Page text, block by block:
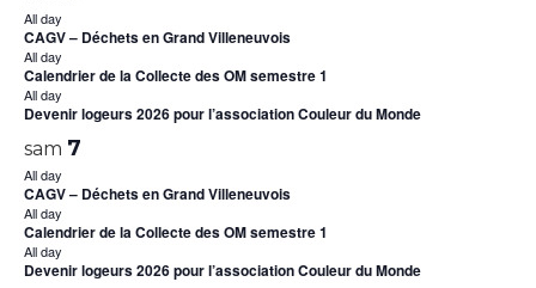
All day
CAGV – Déchets en Grand Villeneuvois
All day
Calendrier de la Collecte des OM semestre 1
All day
Devenir logeurs 2026 pour l’association Couleur du Monde
sam 7
All day
CAGV – Déchets en Grand Villeneuvois
All day
Calendrier de la Collecte des OM semestre 1
All day
Devenir logeurs 2026 pour l’association Couleur du Monde